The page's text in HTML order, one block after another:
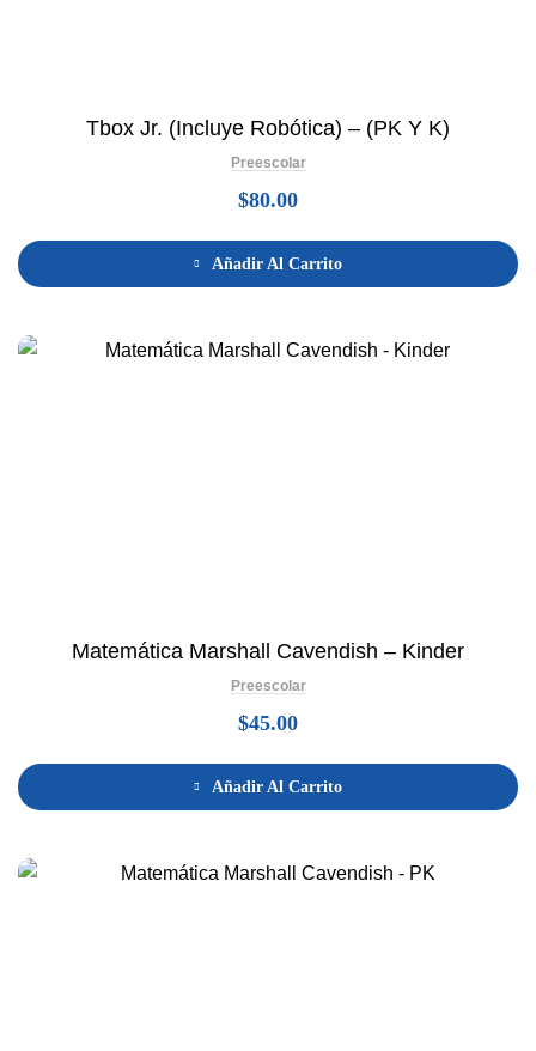
Tbox Jr. (Incluye Robótica) – (PK Y K)
Preescolar
$80.00
Añadir Al Carrito
Matemática Marshall Cavendish – Kinder
Preescolar
$45.00
Añadir Al Carrito